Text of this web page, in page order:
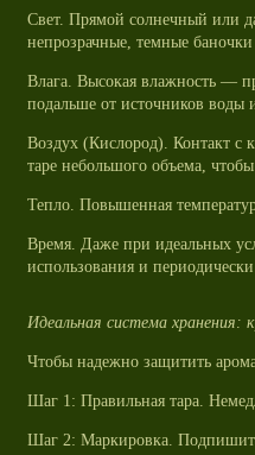
Свет. Прямой солнечный или
непрозрачные, темные
Влага. Высокая влажность —
подальше от источников воды
Воздух (Кислород). Контакт с
таре небольшого объема,
Тепло. Повышенная
Время. Даже при идеальных
использования и
Идеальная система хранения:
Чтобы надежно защитить
Шаг 1: Правильная тара.
Шаг 2: Маркировка.